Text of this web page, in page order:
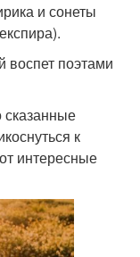
и сонеты
воспет поэтами
сказанные
к
интересные